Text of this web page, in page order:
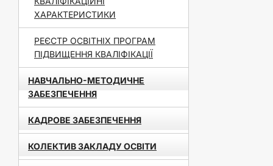
ХАРАКТЕРИСТИКИ
РЕЄСТР ОСВІТНІХ ПРОГРАМ
ПІДВИЩЕННЯ КВАЛІФІКАЦІЇ
НАВЧАЛЬНО-МЕТОДИЧНЕ
ЗАБЕЗПЕЧЕННЯ
КАДРОВЕ ЗАБЕЗПЕЧЕННЯ
КОЛЕКТИВ ЗАКЛАДУ ОСВІТИ